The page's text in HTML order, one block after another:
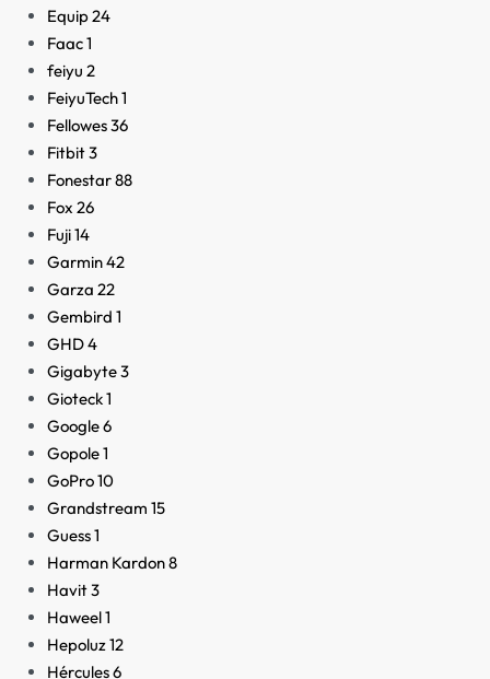
Equip24
Faac1
feiyu 2
FeiyuTech1
Fellowes36
Fitbit3
Fonestar88
Fox 26
Fuji14
Garmin42
Garza 22
Gembird 1
GHD4
Gigabyte3
Gioteck1
Google6
Gopole1
GoPro10
Grandstream 15
Guess1
Harman Kardon8
Havit3
Haweel1
Hepoluz12
Hércules6